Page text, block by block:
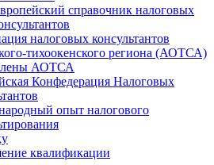
справочник налоговых
налоговых консультантов
тихоокенского региона (АОТСА)
АОТСА
Конфедерация Налоговых
опыт налогового
квалификации